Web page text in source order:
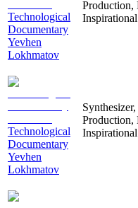
Technological
Documentary
Yevhen
Lokhmatov
Production,
Inspirational
Technological
Documentary
Yevhen
Lokhmatov
Production,
Inspirational